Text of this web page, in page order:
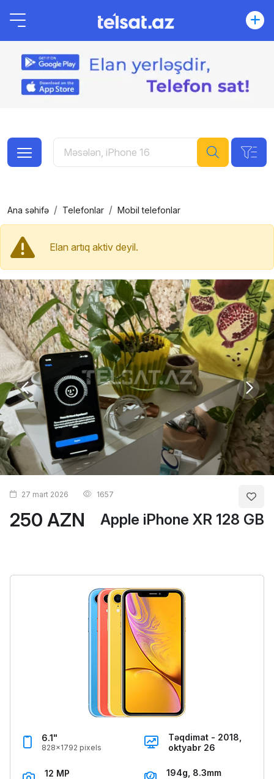
Ana səhifə Telefonlar Mobil telefonlar
Elan artıq aktiv deyil.
250 AZN Apple iPhone XR 128 GB
27 mart 2026 1657
6.1"
828x1792 pixels
Təqdimat - 2018,
oktyabr 26
12 MP
194g, 8.3mm